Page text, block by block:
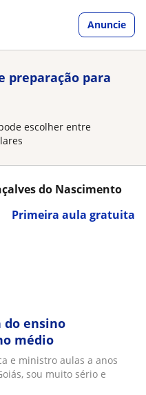
Anuncie
preparação para
escolher entre
Primeira aula gratuita
do Nascimento
do ensino
médio
e ministro aulas a anos
sou muito sério e